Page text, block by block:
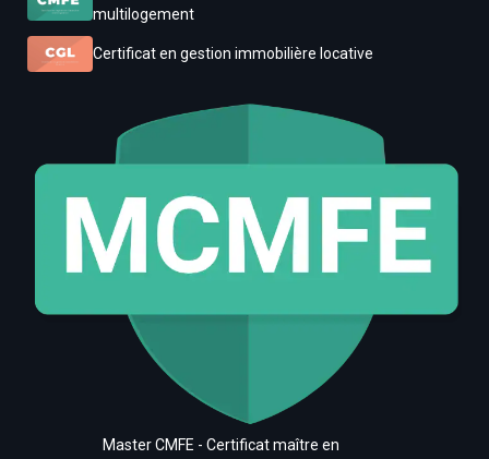
multilogement
Certificat en gestion immobilière locative
Master CMFE - Certificat maître en